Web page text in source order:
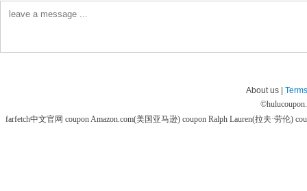
About us |
©
farfetch中文官网 couponAmazon.com(美国亚马逊) coupon Ralph Lauren(拉夫·劳伦)